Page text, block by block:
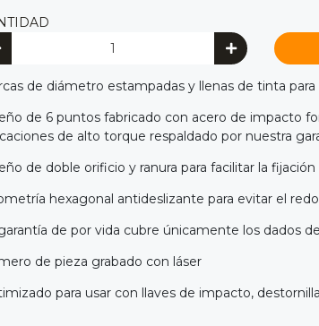
de diámetro estampadas y llenas de tinta
de 6 puntos fabricado con acero de impacto
de alto torque respaldado por nuestra
de doble orificio y ranura para facilitar la fijación
hexagonal antideslizante para evitar el
de por vida cubre únicamente los dados
de pieza grabado con láser
para usar con llaves de impacto,